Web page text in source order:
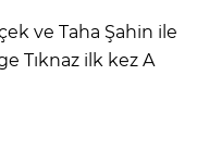
ve Taha Şahin ile
Tıknaz ilk kez A